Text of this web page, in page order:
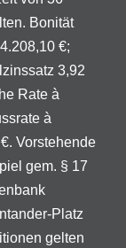
Bonität
€;
3,92
Rate à
à
Vorstehende
gem. § 17
Platz
gelten